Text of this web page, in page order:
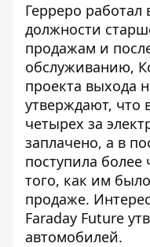
Герреро работал
должности
продажам и
обслуживанию,
проекта выхода
утверждают, что
четырех за
заплачено, а в
поступила более
того, как им
продаже.
Faraday Future
автомобилей.